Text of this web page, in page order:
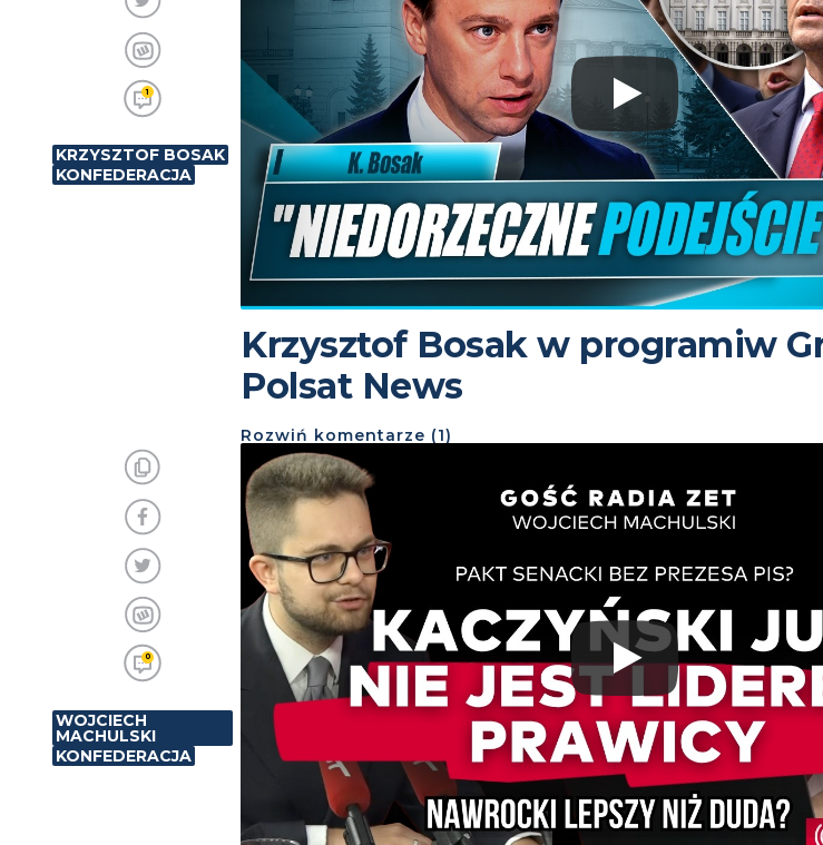
Krzysztof Bosak w programiw
Polsat News
Rozwiń komentarze (1)
1
KRZYSZTOF BOSAK
KONFEDERACJA
0
WOJCIECH
MACHULSKI
KONFEDERACJA